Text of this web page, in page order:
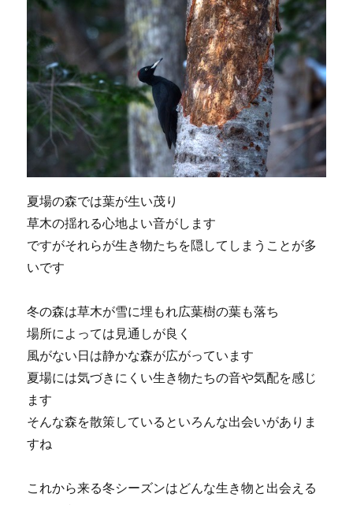
夏場の森では葉が生い茂り
草木の揺れる心地よい音がします
ですがそれらが生き物たちを隠してしまうことが多
いです
冬の森は草木が雪に埋もれ広葉樹の葉も落ち
場所によっては見通しが良く
風がない日は静かな森が広がっています
夏場には気づきにくい生き物たちの音や気配を感じ
ます
そんな森を散策しているといろんな出会いがありま
すね
これから来る冬シーズンはどんな生き物と出会える